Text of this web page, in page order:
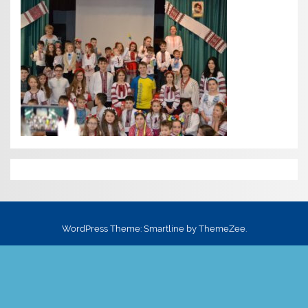
WordPress Theme: Smartline by ThemeZee.